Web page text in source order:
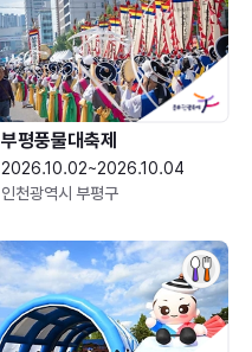
부평풍물대축제
2026.10.02~2026.10.04
인천광역시 부평구